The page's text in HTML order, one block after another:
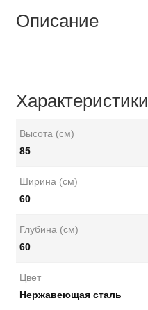
Описание
Характеристики
Высота (см)
85
Ширина (см)
60
Глубина (см)
60
Цвет
Нержавеющая сталь